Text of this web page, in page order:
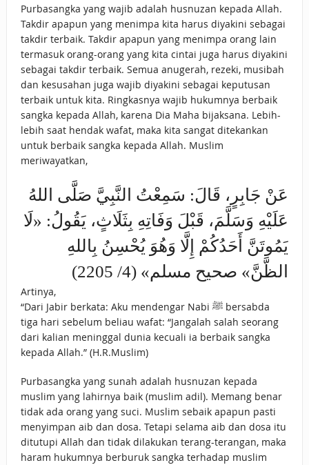
Purbasangka yang wajib adalah husnuzan kepada Allah.
Takdir apapun yang menimpa kita harus diyakini sebagai
takdir terbaik. Takdir apapun yang menimpa orang lain
termasuk orang-orang yang kita cintai juga harus diyakini
sebagai takdir terbaik. Semua anugerah, rezeki, musibah
dan kesusahan juga wajib diyakini sebagai keputusan
terbaik untuk kita. Ringkasnya wajib hukumnya berbaik
sangka kepada Allah, karena Dia Maha bijaksana. Lebih-
lebih saat hendak wafat, maka kita sangat ditekankan
untuk berbaik sangka kepada Allah. Muslim
meriwayatkan,
عَنْ جَابِرٍ، قَالَ: سَمِعْتُ النَّبِيَّ صَلَّى اللهُ
عَلَيْهِ وَسَلَّمَ، قَبْلَ وَفَاتِهِ بِثَلَاثٍ، يَقُولُ: «لَا
يَمُوتَنَّ أَحَدُكُمْ إِلَّا وَهُوَ يُحْسِنُ بِاللهِ
الظَّنَّ» صحيح مسلم» (4/ 2205)
Artinya,
“Dari Jabir berkata: Aku mendengar Nabi ﷺ bersabda
tiga hari sebelum beliau wafat: “Jangalah salah seorang
dari kalian meninggal dunia kecuali ia berbaik sangka
kepada Allah.” (H.R.Muslim)
Purbasangka yang sunah adalah husnuzan kepada
muslim yang lahirnya baik (muslim adil). Memang benar
tidak ada orang yang suci. Muslim sebaik apapun pasti
menyimpan aib dan dosa. Tetapi selama aib dan dosa itu
ditutupi Allah dan tidak dilakukan terang-terangan, maka
haram hukumnya berburuk sangka terhadap muslim